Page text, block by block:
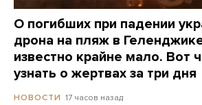
О погибших при падении
дрона на пляж в
известно крайне мало. Вот
узнать о жертвах за три дня
НОВОСТИ 17 часов назад